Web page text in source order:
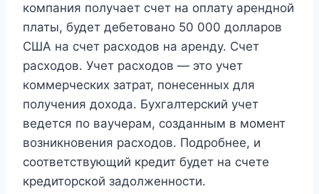
компания получает счет на оплату арендной
платы, будет дебетовано 50 000 долларов
США на счет расходов на аренду. Счет
расходов. Учет расходов — это учет
коммерческих затрат, понесенных для
получения дохода. Бухгалтерский учет
ведется по ваучерам, созданным в момент
возникновения расходов. Подробнее, и
соответствующий кредит будет на счете
кредиторской задолженности.